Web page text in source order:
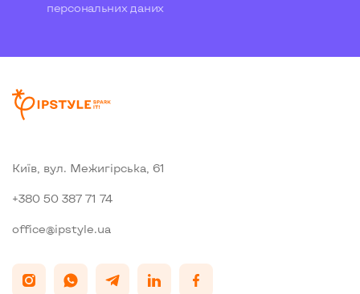
персональних даних
Київ, вул. Межигiрська, 61
+380 50 387 71 74
office@ipstyle.ua